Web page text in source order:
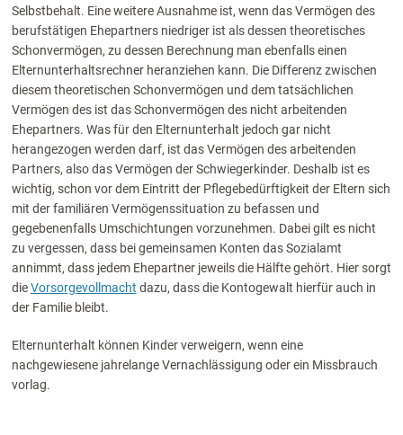
Selbstbehalt. Eine weitere Ausnahme ist, wenn das Vermögen des
berufstätigen Ehepartners niedriger ist als dessen theoretisches
Schonvermögen, zu dessen Berechnung man ebenfalls einen
Elternunterhaltsrechner heranziehen kann. Die Differenz zwischen
diesem theoretischen Schonvermögen und dem tatsächlichen
Vermögen des ist das Schonvermögen des nicht arbeitenden
Ehepartners. Was für den Elternunterhalt jedoch gar nicht
herangezogen werden darf, ist das Vermögen des arbeitenden
Partners, also das Vermögen der Schwiegerkinder. Deshalb ist es
wichtig, schon vor dem Eintritt der Pflegebedürftigkeit der Eltern sich
mit der familiären Vermögenssituation zu befassen und
gegebenenfalls Umschichtungen vorzunehmen. Dabei gilt es nicht
zu vergessen, dass bei gemeinsamen Konten das Sozialamt
annimmt, dass jedem Ehepartner jeweils die Hälfte gehört. Hier sorgt
dieVorsorgevollmacht dazu, dass die Kontogewalt hierfür auch in
der Familie bleibt.
Elternunterhalt können Kinder verweigern, wenn eine
nachgewiesene jahrelange Vernachlässigung oder ein Missbrauch
vorlag.